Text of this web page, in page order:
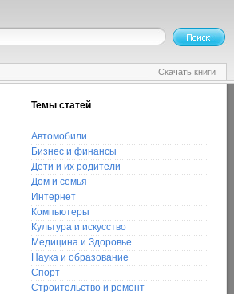
Скачать книги
Темы статей
Автомобили
Бизнес и финансы
Дети и их родители
Дом и семья
Интернет
Компьютеры
Культура и искусство
Медицина и Здоровье
Наука и образование
Спорт
Строительство и ремонт